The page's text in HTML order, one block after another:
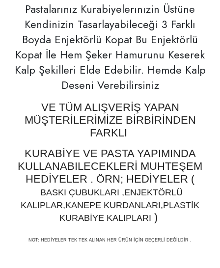
Pastalarınız Kurabiyelerınızin Üstüne
Kendinizin Tasarlayabileceği 3 Farklı
Boyda Enjektörlü Kopat Bu Enjektörlü
Kopat İle Hem Şeker Hamurunu Keserek
Kalp Şekilleri Elde Edebilir. Hemde Kalp
Deseni Verebilirsiniz
VE TÜM ALIŞVERİŞ YAPAN
MÜŞTERİLERİMİZE BİRBİRİNDEN
FARKLI
KURABİYE VE PASTA YAPIMINDA
KULLANABILECEKLERİ MUHTEŞEM
HEDİYELER . ÖRN; HEDİYELER (
BASKI ÇUBUKLARI ,ENJEKTÖRLÜ
KALIPLAR,KANEPE KURDANLARI,PLASTİK
KURABİYE KALIPLARI )
NOT: HEDİYELER TEK TEK ALINAN HER ÜRÜN İÇİN GEÇERLİ DEĞİLDİR .